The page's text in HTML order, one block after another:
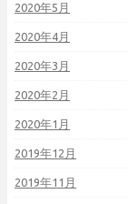
2020年5月
2020年4月
2020年3月
2020年2月
2020年1月
2019年12月
2019年11月